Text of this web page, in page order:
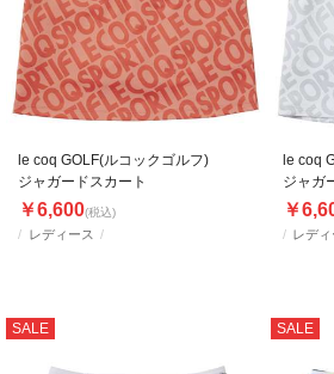
レディース
le coq GOLF(ルコックゴルフ)
ジャガードスカート
￥6,600(税込)
レディ
le coq
ジャガ
￥
SALE SALE